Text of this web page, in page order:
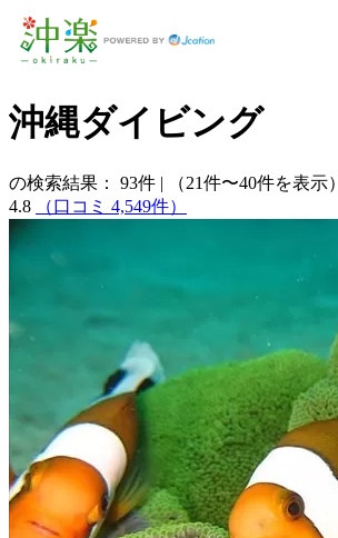
沖縄ダイビング
の検索結果： 93件 |
（21件〜40件を表示）
4.8
（口コミ 4,549件）